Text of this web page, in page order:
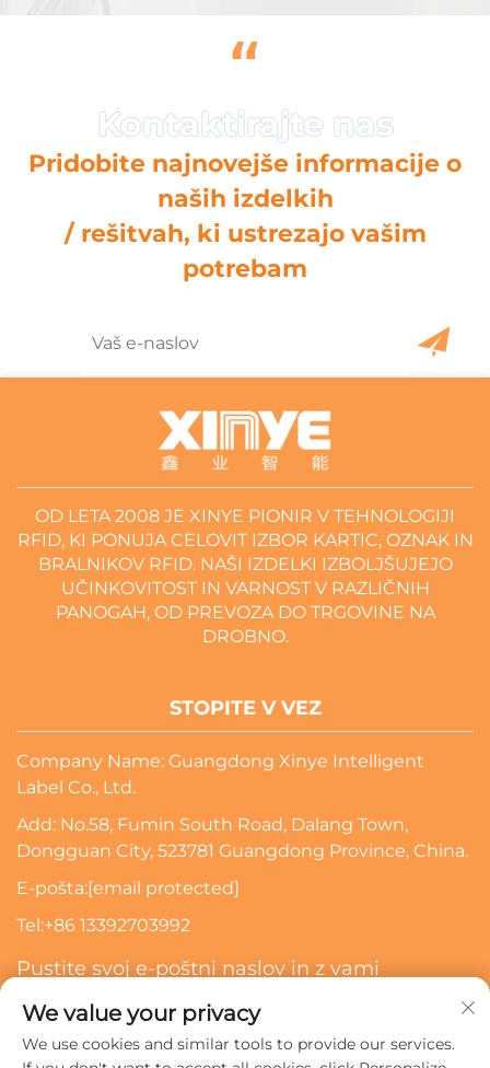
“
Pridobite najnovejše informacije o
naših izdelkih
/ rešitvah, ki ustrezajo vašim
potrebam
OD LETA 2008 JE XINYE PIONIR V TEHNOLOGIJI
RFID, KI PONUJA CELOVIT IZBOR KARTIC, OZNAK IN
BRALNIKOV RFID. NAŠI IZDELKI IZBOLJŠUJEJO
UČINKOVITOST IN VARNOST V RAZLIČNIH
PANOGAH, OD PREVOZA DO TRGOVINE NA
DROBNO.
STOPITE V VEZ
Company Name: Guangdong Xinye Intelligent
Label Co., Ltd.
Add: No.58, Fumin South Road, Dalang Town,
Dongguan City, 523781 Guangdong Province, China.
E-pošta:[email protected]
Tel:+86 13392703992
Pustite svoj e-poštni naslov in z vami
Naroči Se
We value your privacy
We use cookies and similar tools to provide our services.